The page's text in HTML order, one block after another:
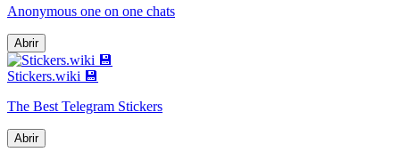
Anonymous one on one chats
Abrir
Stickers.wiki 💾
The Best Telegram Stickers
Abrir